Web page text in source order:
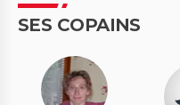
SES COPAINS